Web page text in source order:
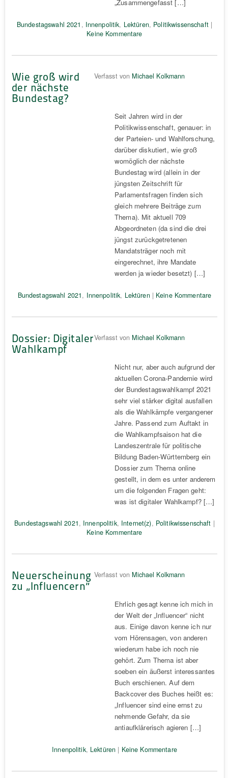
„Zusammengefasst […]
Bundestagswahl 2021 , Innenpolitik, Lektüren, Politikwissenschaft|
Keine Kommentare
Wie groß wird
der nächste
Bundestag?
Verfasst von Michael Kolkmann
Seit Jahren wird in der
Politikwissenschaft, genauer: in
der Parteien- und Wahlforschung,
darüber diskutiert, wie groß
womöglich der nächste
Bundestag wird (allein in der
jüngsten Zeitschrift für
Parlamentsfragen finden sich
gleich mehrere Beiträge zum
Thema). Mit aktuell 709
Abgeordneten (da sind die drei
jüngst zurückgetretenen
Mandatsträger noch mit
eingerechnet, ihre Mandate
werden ja wieder besetzt) […]
Bundestagswahl 2021, Innenpolitik, Lektüren| Keine Kommentare
Dossier: Digitaler
Wahlkampf
Verfasst von Michael Kolkmann
Nicht nur, aber auch aufgrund der
aktuellen Corona-Pandemie wird
der Bundestagswahlkampf 2021
sehr viel stärker digital ausfallen
als die Wahlkämpfe vergangener
Jahre. Passend zum Auftakt in
die Wahlkampfsaison hat die
Landeszentrale für politische
Bildung Baden-Württemberg ein
Dossier zum Thema online
gestellt, in dem es unter anderem
um die folgenden Fragen geht:
was ist digitaler Wahlkampf? […]
Bundestagswahl 2021, Innenpolitik, Internet(z), Politikwissenschaft |
Keine Kommentare
Neuerscheinung
zu „Influencern“
Verfasst von Michael Kolkmann
Ehrlich gesagt kenne ich mich in
der Welt der „Influencer“ nicht
aus. Einige davon kenne ich nur
vom Hörensagen, von anderen
wiederum habe ich noch nie
gehört. Zum Thema ist aber
soeben ein äußerst interessantes
Buch erschienen. Auf dem
Backcover des Buches heißt es:
„Influencer sind eine ernst zu
nehmende Gefahr, da sie
antiaufklärerisch agieren […]
Innenpolitik, Lektüren | Keine Kommentare